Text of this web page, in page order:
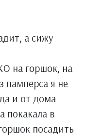
а сижу
на горшок, на
памперса я не
и от дома
покакала в
посадить